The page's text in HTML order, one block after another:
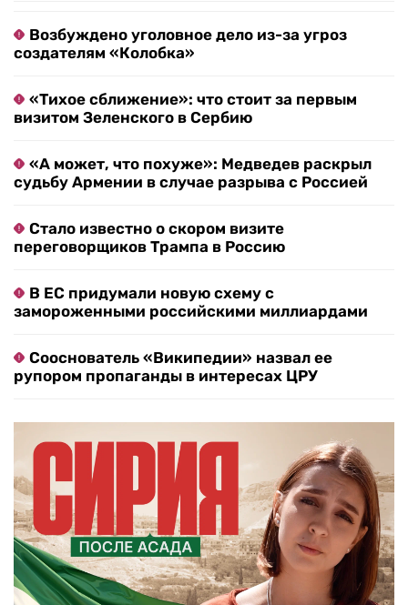
Возбуждено уголовное дело из-за угроз
создателям «Колобка»
«Тихое сближение»: что стоит за первым
визитом Зеленского в Сербию
«А может, что похуже»: Медведев раскрыл
судьбу Армении в случае разрыва с Россией
Стало известно о скором визите
переговорщиков Трампа в Россию
В ЕС придумали новую схему с
замороженными российскими миллиардами
Сооснователь «Википедии» назвал ее
рупором пропаганды в интересах ЦРУ